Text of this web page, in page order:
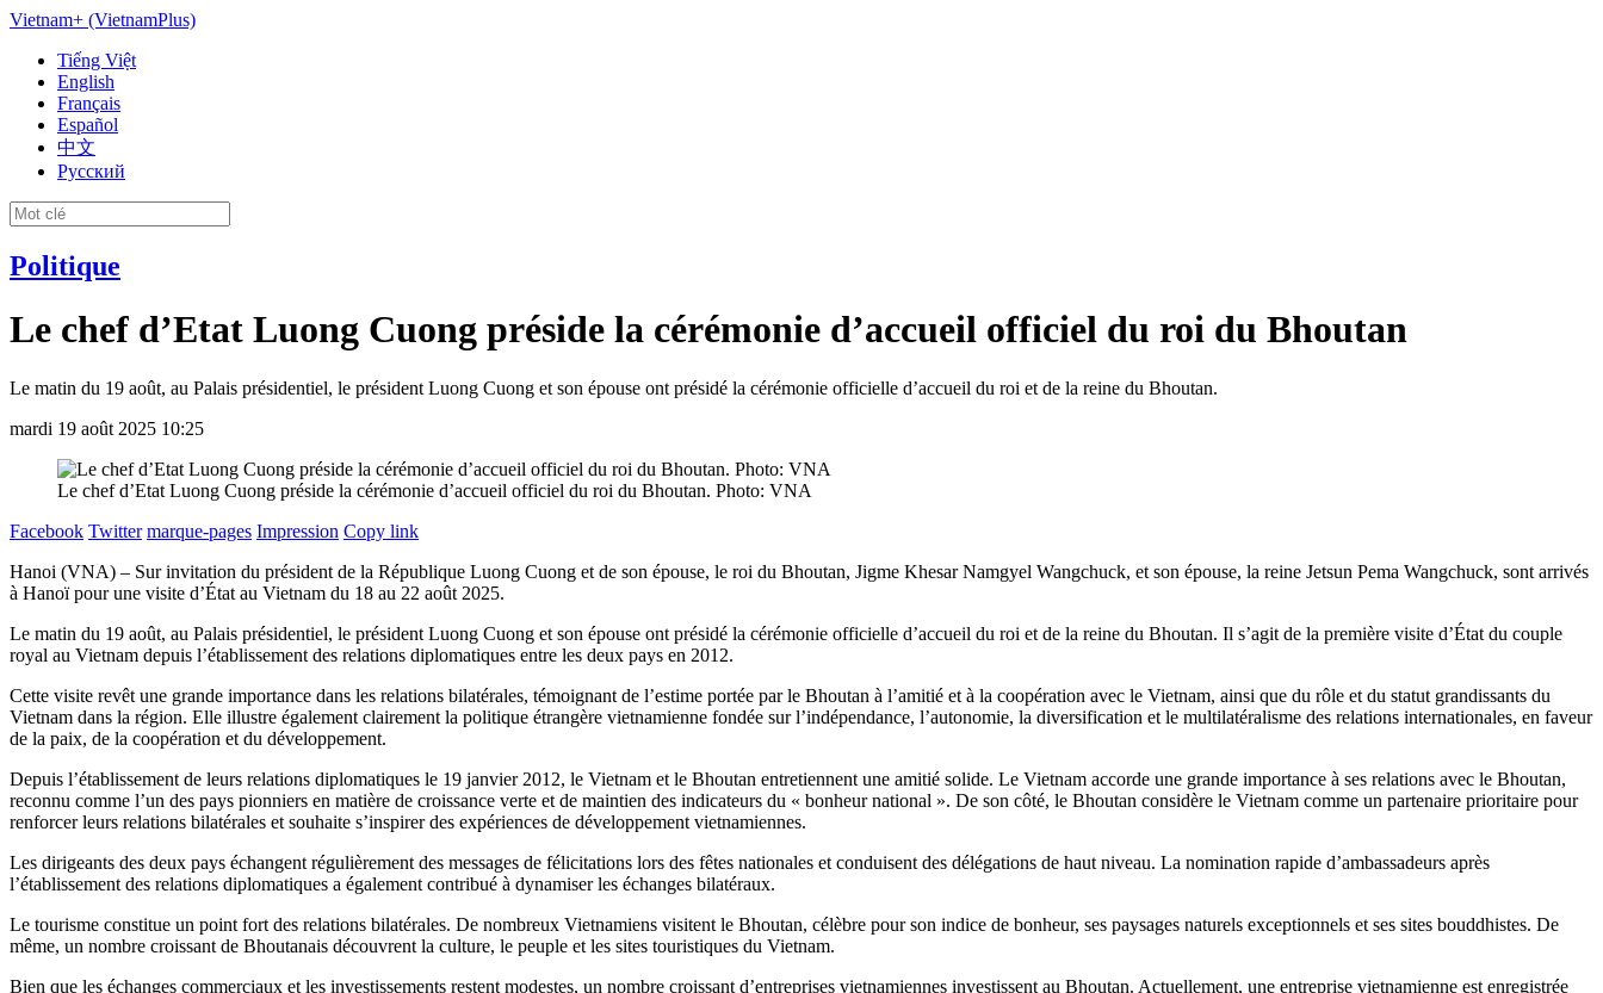
Vietnam+ (VietnamPlus)
Tiếng Việt
English
Français
Español
中文
Русский
Politique
Le chef d’Etat Luong Cuong préside la cérémonie d’accueil officiel du roi du Bhoutan
Le matin du 19 août, au Palais présidentiel, le président Luong Cuong et son épouse ont présidé la cérémonie officielle d’accueil du roi et de la reine du Bhoutan.
mardi 19 août 2025 10:25
Le chef d’Etat Luong Cuong préside la cérémonie d’accueil officiel du roi du Bhoutan. Photo: VNA
Facebook Twitter marque-pages Impression Copy link
Hanoi (VNA) – Sur invitation du président de la République Luong Cuong et de son épouse, le roi du Bhoutan, Jigme Khesar Namgyel Wangchuck, et son épouse, la reine Jetsun Pema Wangchuck, sont arrivés
à Hanoï pour une visite d’État au Vietnam du 18 au 22 août 2025.
Le matin du 19 août, au Palais présidentiel, le président Luong Cuong et son épouse ont présidé la cérémonie officielle d’accueil du roi et de la reine du Bhoutan. Il s’agit de la première visite d’État du couple
royal au Vietnam depuis l’établissement des relations diplomatiques entre les deux pays en 2012.
Cette visite revêt une grande importance dans les relations bilatérales, témoignant de l’estime portée par le Bhoutan à l’amitié et à la coopération avec le Vietnam, ainsi que du rôle et du statut grandissants du
Vietnam dans la région. Elle illustre également clairement la politique étrangère vietnamienne fondée sur l’indépendance, l’autonomie, la diversification et le multilatéralisme des relations internationales, en faveur
de la paix, de la coopération et du développement.
Depuis l’établissement de leurs relations diplomatiques le 19 janvier 2012, le Vietnam et le Bhoutan entretiennent une amitié solide. Le Vietnam accorde une grande importance à ses relations avec le Bhoutan,
reconnu comme l’un des pays pionniers en matière de croissance verte et de maintien des indicateurs du « bonheur national ». De son côté, le Bhoutan considère le Vietnam comme un partenaire prioritaire pour
renforcer leurs relations bilatérales et souhaite s’inspirer des expériences de développement vietnamiennes.
Les dirigeants des deux pays échangent régulièrement des messages de félicitations lors des fêtes nationales et conduisent des délégations de haut niveau. La nomination rapide d’ambassadeurs après
l’établissement des relations diplomatiques a également contribué à dynamiser les échanges bilatéraux.
Le tourisme constitue un point fort des relations bilatérales. De nombreux Vietnamiens visitent le Bhoutan, célèbre pour son indice de bonheur, ses paysages naturels exceptionnels et ses sites bouddhistes. De
même, un nombre croissant de Bhoutanais découvrent la culture, le peuple et les sites touristiques du Vietnam.
Bien que les échanges commerciaux et les investissements restent modestes, un nombre croissant d’entreprises vietnamiennes investissent au Bhoutan. Actuellement, une entreprise vietnamienne est enregistrée